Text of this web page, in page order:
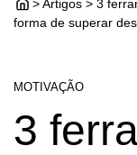
> Artigos > 3
forma de superar
MOTIVAÇÃO
3